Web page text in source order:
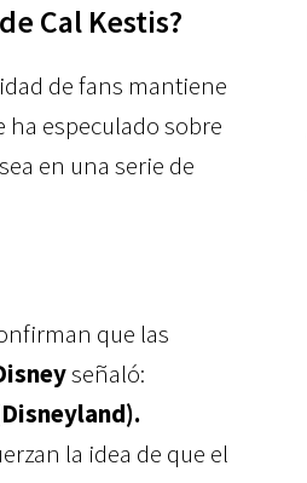
Cal Kestis?
de fans mantiene
ha especulado sobre
en una serie de
que las
señaló:
la idea de que el